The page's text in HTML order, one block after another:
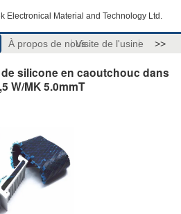
Electronical Material and Technology Ltd.
À propos de nousVisite de l'usine >>
silicone en caoutchouc dans
W/MK 5.0mmT